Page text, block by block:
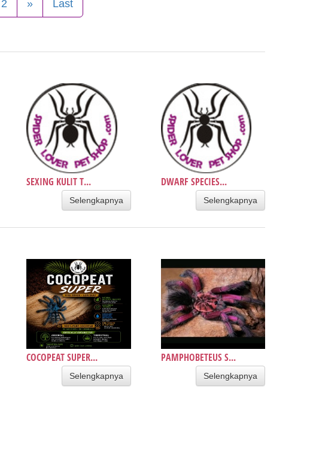
2 » Last
SEXING KULIT T...
Selengkapnya
DWARF SPECIES...
Selengkapnya
COCOPEAT SUPER...
Selengkapnya
PAMPHOBETEUS S...
Selengkapnya